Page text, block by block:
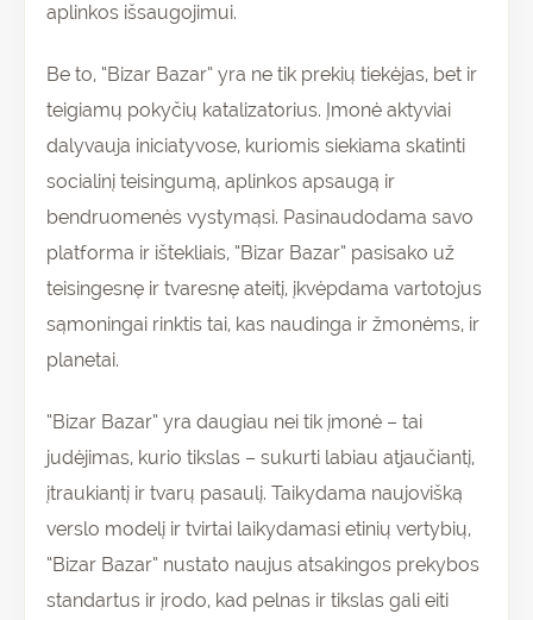
aplinkos išsaugojimui.
Be to, “Bizar Bazar” yra ne tik prekių tiekėjas, bet ir
teigiamų pokyčių katalizatorius. Įmonė aktyviai
dalyvauja iniciatyvose, kuriomis siekiama skatinti
socialinį teisingumą, aplinkos apsaugą ir
bendruomenės vystymąsi. Pasinaudodama savo
platforma ir ištekliais, “Bizar Bazar” pasisako už
teisingesnę ir tvaresnę ateitį, įkvėpdama vartotojus
sąmoningai rinktis tai, kas naudinga ir žmonėms, ir
planetai.
“Bizar Bazar” yra daugiau nei tik įmonė – tai
judėjimas, kurio tikslas – sukurti labiau atjaučiantį,
įtraukiantį ir tvarų pasaulį. Taikydama naujovišką
verslo modelį ir tvirtai laikydamasi etinių vertybių,
“Bizar Bazar” nustato naujus atsakingos prekybos
standartus ir įrodo, kad pelnas ir tikslas gali eiti